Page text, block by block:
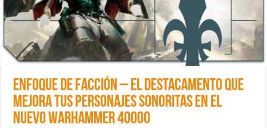
Enfoque de Facción – El destacamento que
mejora tus personajes sonoritas en el
nuevo Warhammer 40000